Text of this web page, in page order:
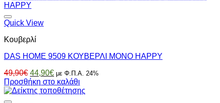
Quick View
Κουβερλί
DAS HOME 9509 ΚΟΥΒΕΡΛΙ ΜΟΝΟ HAPPY
49,90€ Original
price
was:
44,90€Η
τρέχουσα
τιμή
με Φ.Π.Α. 24%
Προσθήκη στο καλάθι